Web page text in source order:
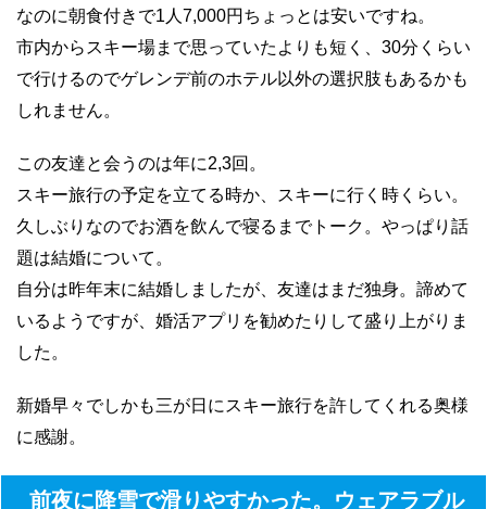
なのに朝食付きで1人7,000円ちょっとは安いですね。
市内からスキー場まで思っていたよりも短く、30分くらい
で行けるのでゲレンデ前のホテル以外の選択肢もあるかも
しれません。
この友達と会うのは年に2,3回。
スキー旅行の予定を立てる時か、スキーに行く時くらい。
久しぶりなのでお酒を飲んで寝るまでトーク。やっぱり話
題は結婚について。
自分は昨年末に結婚しましたが、友達はまだ独身。諦めて
いるようですが、婚活アプリを勧めたりして盛り上がりま
した。
新婚早々でしかも三が日にスキー旅行を許してくれる奥様
に感謝。
前夜に降雪で滑りやすかった。ウェアラブル